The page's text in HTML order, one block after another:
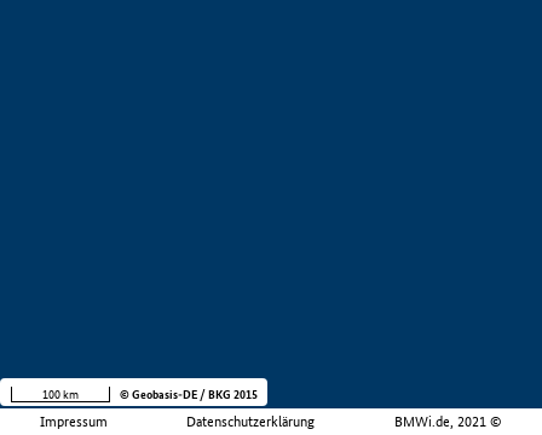
Impressum Datenschutzerklärung BMWi.de, 2021 ©
100 km © Geobasis-DE / BKG 2015